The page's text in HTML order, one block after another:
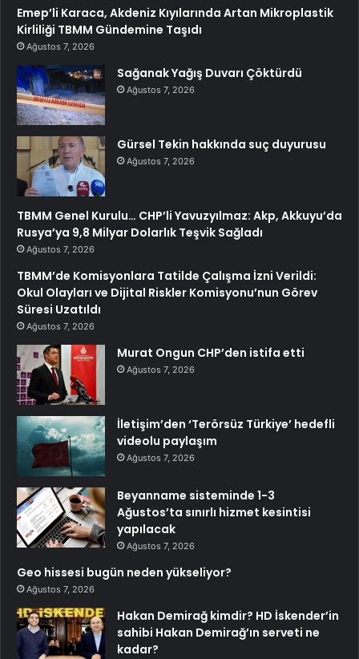
Emep’li Karaca, Akdeniz Kıyılarında Artan Mikroplastik
Kirliliği TBMM Gündemine Taşıdı
Ağustos 7, 2026
Sağanak Yağış Duvarı Çöktürdü
Ağustos 7, 2026
Gürsel Tekin hakkında suç duyurusu
Ağustos 7, 2026
TBMM Genel Kurulu… CHP’li Yavuzyılmaz: Akp, Akkuyu’da
Rusya’ya 9,8 Milyar Dolarlık Teşvik Sağladı
Ağustos 7, 2026
TBMM’de Komisyonlara Tatilde Çalışma İzni Verildi:
Okul Olayları ve Dijital Riskler Komisyonu’nun Görev
Süresi Uzatıldı
Ağustos 7, 2026
Murat Ongun CHP’den istifa etti
Ağustos 7, 2026
İletişim’den ‘Terörsüz Türkiye’ hedefli
videolu paylaşım
Ağustos 7, 2026
Beyanname sisteminde 1-3
Ağustos’ta sınırlı hizmet kesintisi
yapılacak
Ağustos 7, 2026
Geo hissesi bugün neden yükseliyor?
Ağustos 7, 2026
Hakan Demirağ kimdir? HD İskender’in
sahibi Hakan Demirağ’ın serveti ne
kadar?